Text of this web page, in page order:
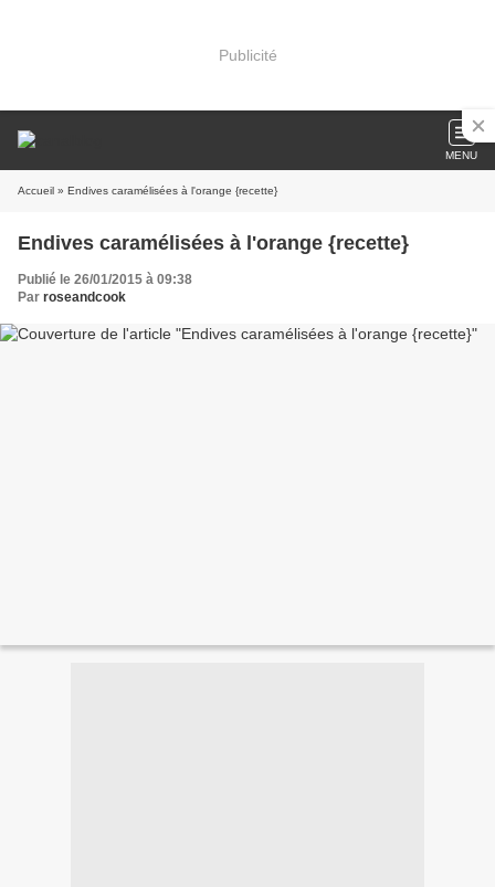
Publicité
MENU
Accueil » Endives caramélisées à l'orange {recette}
Endives caramélisées à l'orange {recette}
Publié le 26/01/2015 à 09:38
Par roseandcook